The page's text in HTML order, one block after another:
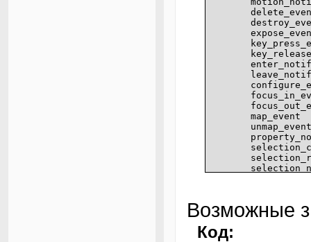
map_event
unmap_event
Возможные
Код: